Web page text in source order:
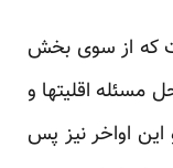
که از سوی بخش
مسئله اقلیتها و
اواخر نیز پس